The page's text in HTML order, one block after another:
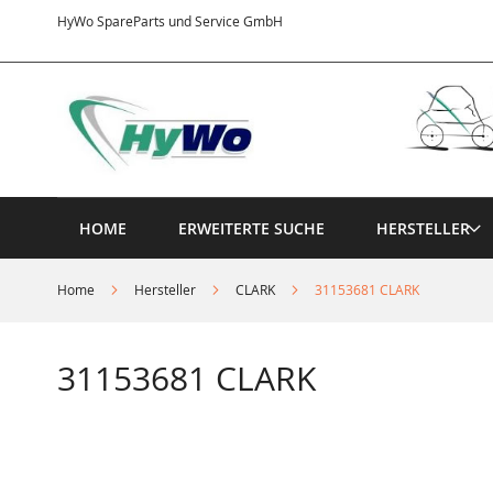
HyWo SpareParts und Service GmbH
Inhalt
HOME ERWEITERTE SUCHE HERSTELLER
Home Hersteller CLARK 31153681 CLARK
31153681 CLARK